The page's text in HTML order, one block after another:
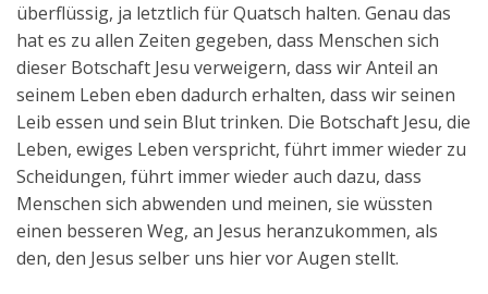
überflüssig, ja letztlich für Quatsch halten. Genau das
hat es zu allen Zeiten gegeben, dass Menschen sich
dieser Botschaft Jesu verweigern, dass wir Anteil an
seinem Leben eben dadurch erhalten, dass wir seinen
Leib essen und sein Blut trinken. Die Botschaft Jesu, die
Leben, ewiges Leben verspricht, führt immer wieder zu
Scheidungen, führt immer wieder auch dazu, dass
Menschen sich abwenden und meinen, sie wüssten
einen besseren Weg, an Jesus heranzukommen, als
den, den Jesus selber uns hier vor Augen stellt.